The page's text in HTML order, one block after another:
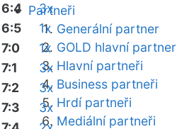
Partneři
Generální partner
GOLD hlavní partner
Hlavní partneři
Business partneři
Hrdí partneři
Mediální partneři
6:4
3x
6:5
1x
7:0
1x
7:1
3x
7:2
3x
7:3
3x